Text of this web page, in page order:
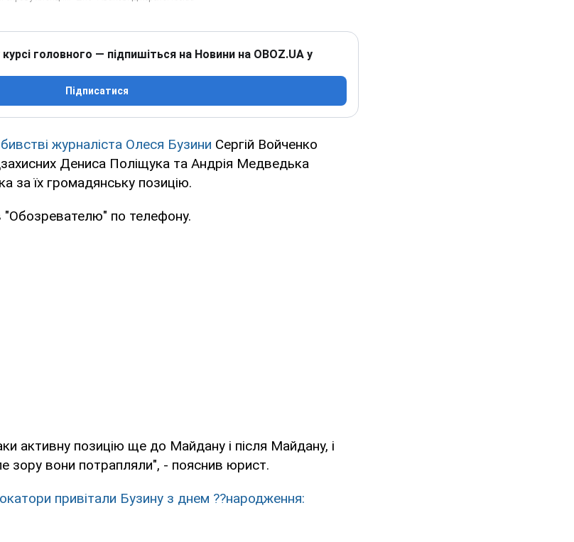
головного — підпишіться на Новини на OBOZ.UA у
Підписатися
журналіста Олеся Бузини Сергій Войченко
Дениса Поліщука та Андрія Медведька
за їх громадянську позицію.
по телефону.
активну позицію ще до Майдану і після Майдану, і
зору вони потрапляли", - пояснив юрист.
привітали Бузину з днем ??народження: